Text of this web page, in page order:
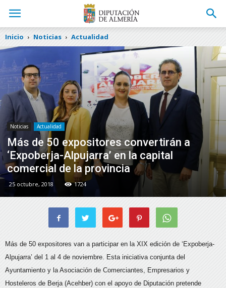
Inicio Noticias Actualidad
Noticias Actualidad
Más de 50 expositores convertirán a
‘Expoberja-Alpujarra’ en la capital
comercial de la provincia
25 octubre, 2018 1724
Más de 50 expositores van a participar en la XIX edición de ‘Expoberja-
Alpujarra’ del 1 al 4 de noviembre. Esta iniciativa conjunta del
Ayuntamiento y la Asociación de Comerciantes, Empresarios y
Hosteleros de Berja (Acehber) con el apoyo de Diputación pretende